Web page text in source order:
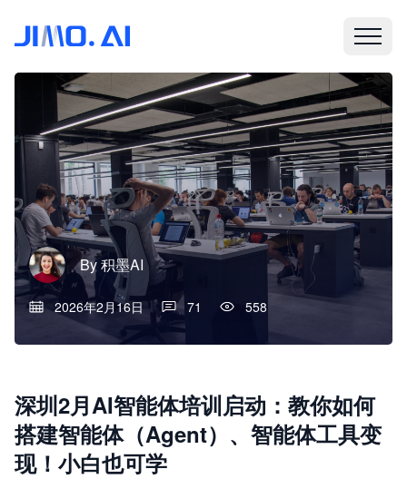
By积墨AI
2026年2月16日 71 558
深圳2月AI智能体培训启动：教你如何
搭建智能体（Agent）、智能体工具变
现！小白也可学